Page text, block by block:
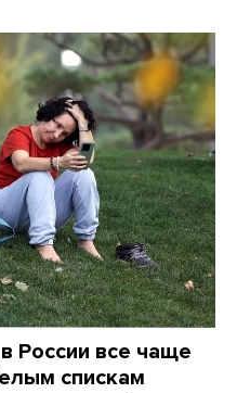
России все чаще
спискам